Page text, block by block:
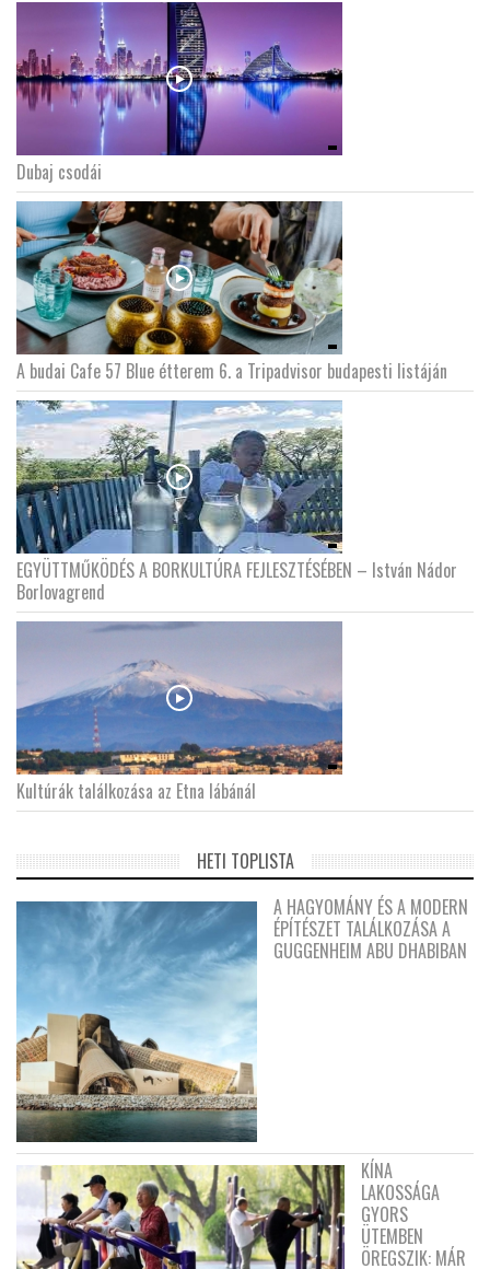
Dubaj csodái
A budai Cafe 57 Blue étterem 6. a Tripadvisor budapesti listáján
EGYÜTTMŰKÖDÉS A BORKULTÚRA FEJLESZTÉSÉBEN – István Nádor
Borlovagrend
Kultúrák találkozása az Etna lábánál
HETI TOPLISTA
A HAGYOMÁNY ÉS A MODERN
ÉPÍTÉSZET TALÁLKOZÁSA A
GUGGENHEIM ABU DHABIBAN
KÍNA
LAKOSSÁGA
GYORS
ÜTEMBEN
ÖREGSZIK: MÁR